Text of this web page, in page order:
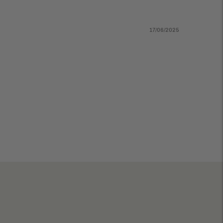
17/06/2025